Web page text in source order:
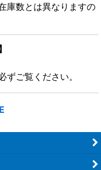
庫数とは異なりますの
ずご覧ください。